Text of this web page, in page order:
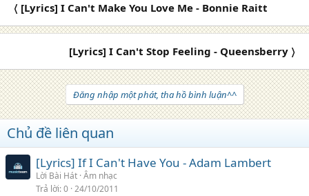
〈 [Lyrics] I Can't Make You Love Me - Bonnie Raitt
[Lyrics] I Can't Stop Feeling - Queensberry 〉
Đăng nhập một phát, tha hồ bình luận^^
Chủ đề liên quan
[Lyrics] If I Can't Have You - Adam Lambert
Lời Bài Hát Âm nhạc
Trả lời 0 24/10/2011